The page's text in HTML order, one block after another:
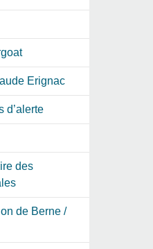
Erignac
d’alerte
des
de Berne /